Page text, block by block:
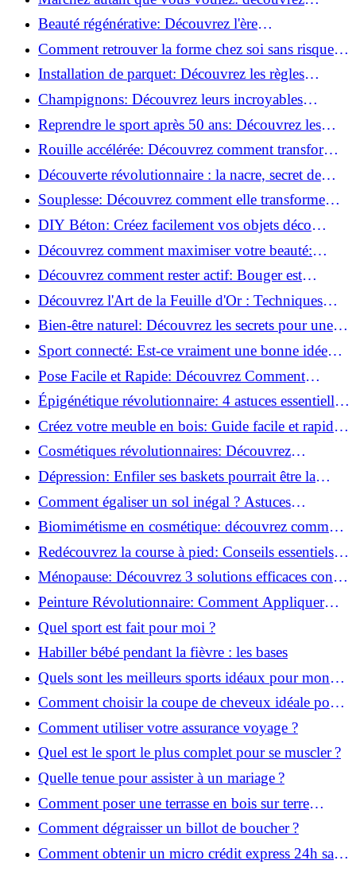
pourquoi c'est bénéfique!
Beauté régénérative: Découvrez l'ère
révolutionnaire de la cosmétique verte!
Comment retrouver la forme chez soi sans risque
de blessure: Techniques et conseils sûrs!
Installation de parquet: Découvrez les règles
essentielles à respecter!
Champignons: Découvrez leurs incroyables
pouvoirs antioxydants!
Reprendre le sport après 50 ans: Découvrez les
meilleures méthodes!
Rouille accélérée: Découvrez comment transformer
la corrosion en déco tendance!
Découverte révolutionnaire : la nacre, secret de
régénération inouï !
Souplesse: Découvrez comment elle transforme
votre performance sportive!
DIY Béton: Créez facilement vos objets déco
tendance!
Découvrez comment maximiser votre beauté:
Astuces et secrets révélés!
Découvrez comment rester actif: Bouger est
toujours possible!
Découvrez l'Art de la Feuille d'Or : Techniques
Incontournables pour Réussir!
Bien-être naturel: Découvrez les secrets pour une
vie saine!
Sport connecté: Est-ce vraiment une bonne idée
pour vous?
Pose Facile et Rapide: Découvrez Comment
Monter des Carreaux de Béton Cellulaire!
Épigénétique révolutionnaire: 4 astuces essentielles
pour transformer votre bien-être!
Créez votre meuble en bois: Guide facile et rapide
pour débutants!
Cosmétiques révolutionnaires: Découvrez
comment les fermes verticales transforment la
beauté!
Dépression: Enfiler ses baskets pourrait être la
solution!
Comment égaliser un sol inégal ? Astuces
infaillibles pour réussir !
Biomimétisme en cosmétique: découvrez comment
la nature inspire l'avenir des soins beauté!
Redécouvrez la course à pied: Conseils essentiels
pour reprendre!
Ménopause: Découvrez 3 solutions efficaces contre
les bouffées de chaleur!
Peinture Révolutionnaire: Comment Appliquer
Deux Couleurs Sur Une Porte!
Quel sport est fait pour moi ?
Habiller bébé pendant la fièvre : les bases
Quels sont les meilleurs sports idéaux pour mon
enfant ?
Comment choisir la coupe de cheveux idéale pour
votre visage ?
Comment utiliser votre assurance voyage ?
Quel est le sport le plus complet pour se muscler ?
Quelle tenue pour assister à un mariage ?
Comment poser une terrasse en bois sur terre
battue ?
Comment dégraisser un billot de boucher ?
Comment obtenir un micro crédit express 24h sans